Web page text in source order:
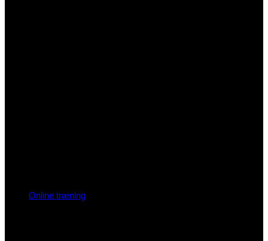
Online træning